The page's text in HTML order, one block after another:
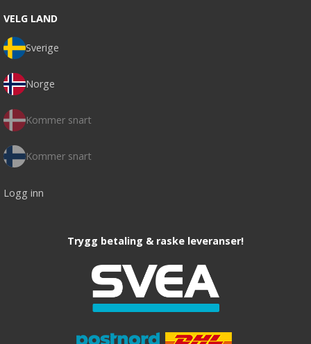
VELG LAND
Sverige
Norge
Kommer snart
Kommer snart
Logg inn
Trygg betaling & raske leveranser!